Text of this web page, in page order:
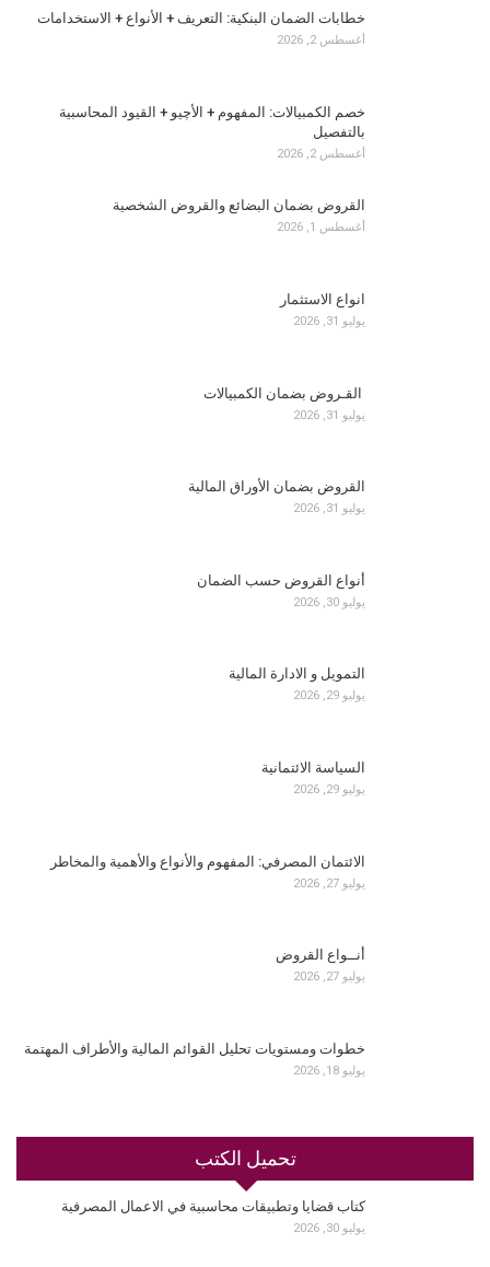
خطابات الضمان البنكية: التعريف + الأنواع + الاستخدامات
أغسطس 2, 2026
خصم الكمبيالات: المفهوم + الأچيو + القيود المحاسبية
بالتفصيل
أغسطس 2, 2026
القروض بضمان البضائع والقروض الشخصية
أغسطس 1, 2026
انواع الاستثمار
يوليو 31, 2026
القـروض بضمان الكمبيالات
يوليو 31, 2026
القروض بضمان الأوراق المالية
يوليو 31, 2026
أنواع القروض حسب الضمان
يوليو 30, 2026
التمويل و الادارة المالية
يوليو 29, 2026
السياسة الائتمانية
يوليو 29, 2026
الائتمان المصرفي: المفهوم والأنواع والأهمية والمخاطر
يوليو 27, 2026
أنــواع القروض
يوليو 27, 2026
خطوات ومستويات تحليل القوائم المالية والأطراف المهتمة
يوليو 18, 2026
تحميل الكتب
كتاب قضايا وتطبيقات محاسبية في الاعمال المصرفية
يوليو 30, 2026